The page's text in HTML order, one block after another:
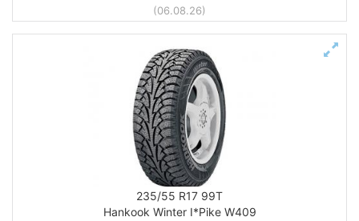
(06.08.26)
235/55 R17 99T
Hankook Winter I*Pike W409